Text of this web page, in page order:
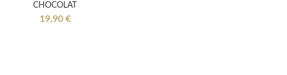
CHOCOLAT
19,90 €